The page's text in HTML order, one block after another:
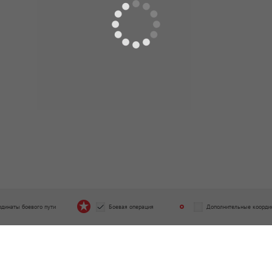
боевого пути Боевая операция Дополнительные